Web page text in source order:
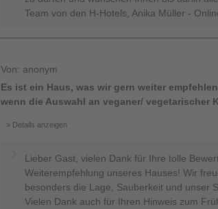
Team von den H-Hotels, Anika Müller -
Von: anonym
Es ist ein Haus, was wir gern weiter
wenn die Auswahl an veganer/ vegetarischer
Details anzeigen
Lieber Gast, vielen Dank für Ihre tolle
Weiterempfehlung unseres Hauses! Wir
besonders die Lage, Sauberkeit und unser
Vielen Dank auch für Ihren Hinweis zum